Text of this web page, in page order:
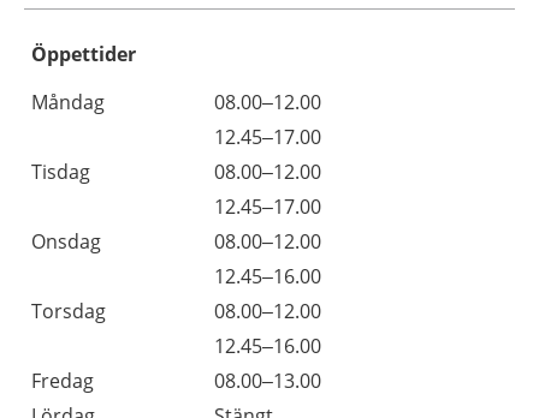
Öppettider
Dag
Öppettider
Kommentarer
Måndag
08.00–12.00
12.45–17.00
Tisdag
08.00–12.00
12.45–17.00
Onsdag
08.00–12.00
12.45–16.00
Torsdag
08.00–12.00
12.45–16.00
Fredag
08.00–13.00